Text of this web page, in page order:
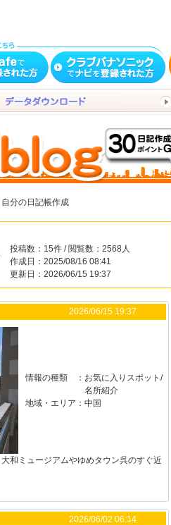
自分の日記帳作成
投稿数：15件 / 閲覧数：2568人
作成日：2025/08/16 08:41
更新日：2026/06/15 19:37
2026/06/15 19:37
情報の種類 ： お気に入りスポット/
名所紹介
地域・エリア ： 中国
和ミュージアムやゆめタウン呉のすぐ近
2026/06/02 06:14